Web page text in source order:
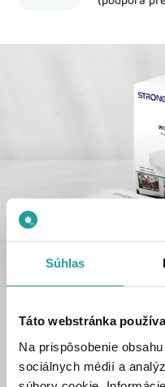
Súhlas
Táto webstránka
Na prispôsobenie
sociálnych médií a
Ďalšie technické
3 ks v balení
Rýchlosť prenosu
Až 300 Mbit/s
Kanály DFS 5 GHz
rušenie